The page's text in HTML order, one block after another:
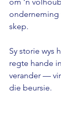
onderneming
skep.
Sy storie wys
regte hande
verander —
die beursie.